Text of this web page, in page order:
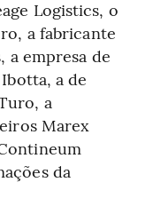
Logistics, o
a fabricante
empresa de
a de
a
Marex
da